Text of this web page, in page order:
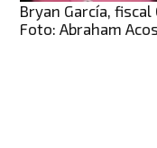
Bryan García, fiscal
Foto: Abraham